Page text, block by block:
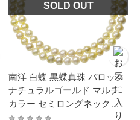
SOLD OUT
南洋 白蝶 黒蝶真珠 バロック
ナチュラルゴールド マルチ
カラー セミロングネックレ
ス 約7.0-10.5mm 約69cm シ